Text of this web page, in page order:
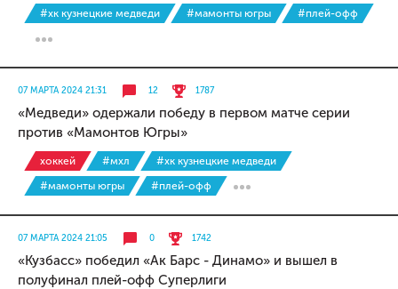
#хк кузнецкие медведи
#мамонты югры #плей-офф
07 МАРТА 2024 21:31 12 1787
«Медведи» одержали победу в первом матче серии
против «Мамонтов Югры»
хоккей #мхл
#хк кузнецкие медведи
#мамонты югры
#плей-офф
07 МАРТА 2024 21:05 0 1742
«Кузбасс» победил «Ак Барс - Динамо» и вышел в
полуфинал плей-офф Суперлиги